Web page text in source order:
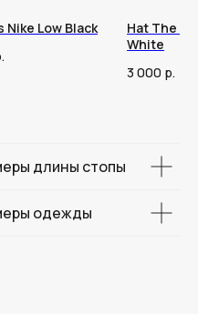
Nike Low Black
Hat The
White
3 000 р.
длины стопы
одежды